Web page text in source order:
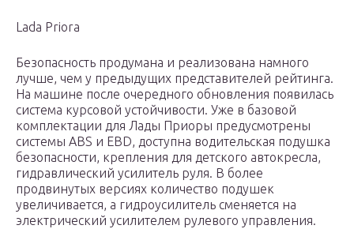
Lada Priora
Безопасность продумана и реализована намного
лучше, чем у предыдущих представителей рейтинга.
На машине после очередного обновления появилась
система курсовой устойчивости. Уже в базовой
комплектации для Лады Приоры предусмотрены
системы ABS и EBD, доступна водительская подушка
безопасности, крепления для детского автокресла,
гидравлический усилитель руля. В более
продвинутых версиях количество подушек
увеличивается, а гидроусилитель сменяется на
электрический усилителем рулевого управления.